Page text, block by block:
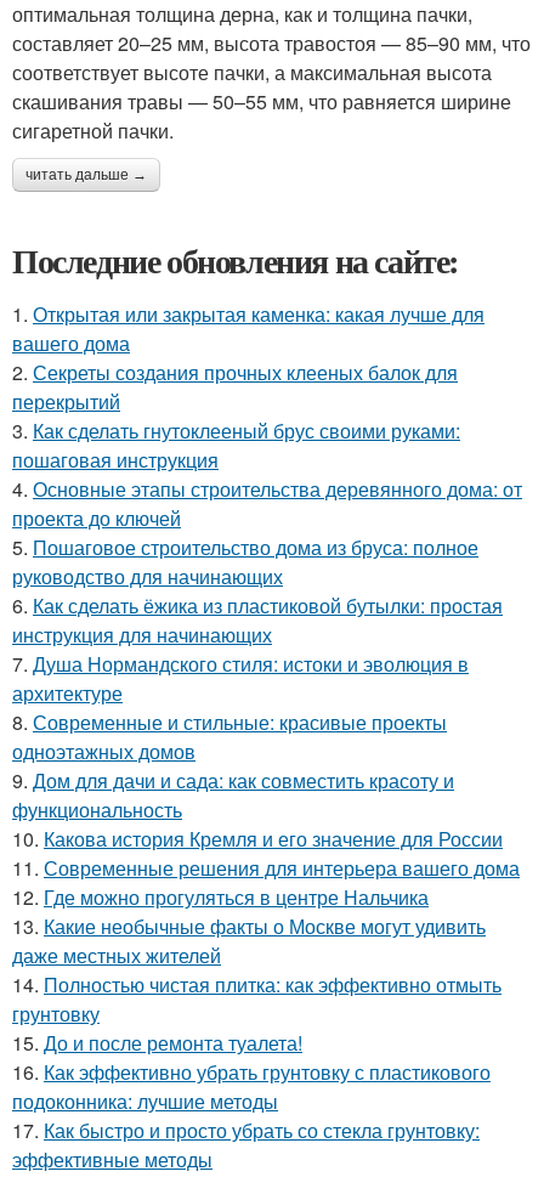
оптимальная толщина дерна, как и толщина пачки,
составляет 20–25 мм, высота травостоя — 85–90 мм, что
соответствует высоте пачки, а максимальная высота
скашивания травы — 50–55 мм, что равняется ширине
сигаретной пачки.
читать дальше →
Последние обновления на сайте:
1. Открытая или закрытая каменка: какая лучше для
вашего дома
2. Секреты создания прочных клееных балок для
перекрытий
3. Как сделать гнутоклееный брус своими руками:
пошаговая инструкция
4. Основные этапы строительства деревянного дома: от
проекта до ключей
5. Пошаговое строительство дома из бруса: полное
руководство для начинающих
6. Как сделать ёжика из пластиковой бутылки: простая
инструкция для начинающих
7. Душа Нормандского стиля: истоки и эволюция в
архитектуре
8. Современные и стильные: красивые проекты
одноэтажных домов
9. Дом для дачи и сада: как совместить красоту и
функциональность
10. Какова история Кремля и его значение для России
11. Современные решения для интерьера вашего дома
12. Где можно прогуляться в центре Нальчика
13. Какие необычные факты о Москве могут удивить
даже местных жителей
14. Полностью чистая плитка: как эффективно отмыть
грунтовку
15. До и после ремонта туалета!
16. Как эффективно убрать грунтовку с пластикового
подоконника: лучшие методы
17. Как быстро и просто убрать со стекла грунтовку:
эффективные методы